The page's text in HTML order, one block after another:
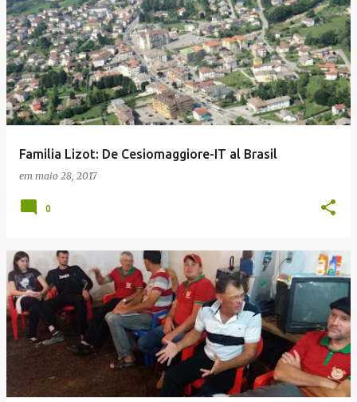
Familia Lizot: De Cesiomaggiore-IT al Brasil
em maio 28, 2017
0